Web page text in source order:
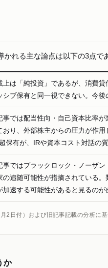
れる主な論点は以下の3点で
上は「純投資」であるが、消費
シブ保有と同一視できない。今後
事では配当性向・自己資本比率
おり、外部株主からの圧力が作
保有が、IRや資本コスト対話の
事ではブラックロック・ノーザ
の追随可能性が指摘されている
加速する可能性があると見るのが
2日付）および旧記事記載の分析に基
か